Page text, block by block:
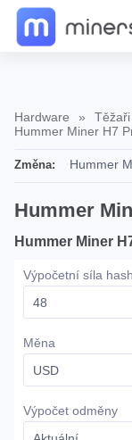
Hardware » Těžaři
Hummer Miner H7
Změna:
Hummer
Hummer Miner
Výpočetní síla
Měna
Výpočet odměny